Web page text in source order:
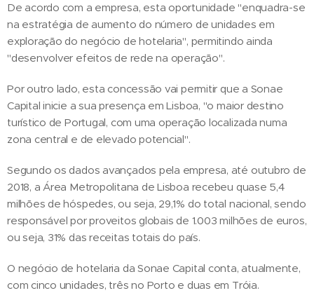
De acordo com a empresa, esta oportunidade "enquadra-se
na estratégia de aumento do número de unidades em
exploração do negócio de hotelaria", permitindo ainda
"desenvolver efeitos de rede na operação".
Por outro lado, esta concessão vai permitir que a Sonae
Capital inicie a sua presença em Lisboa, "o maior destino
turístico de Portugal, com uma operação localizada numa
zona central e de elevado potencial".
Segundo os dados avançados pela empresa, até outubro de
2018, a Área Metropolitana de Lisboa recebeu quase 5,4
milhões de hóspedes, ou seja, 29,1% do total nacional, sendo
responsável por proveitos globais de 1.003 milhões de euros,
ou seja, 31% das receitas totais do país.
O negócio de hotelaria da Sonae Capital conta, atualmente,
com cinco unidades, três no Porto e duas em Tróia.